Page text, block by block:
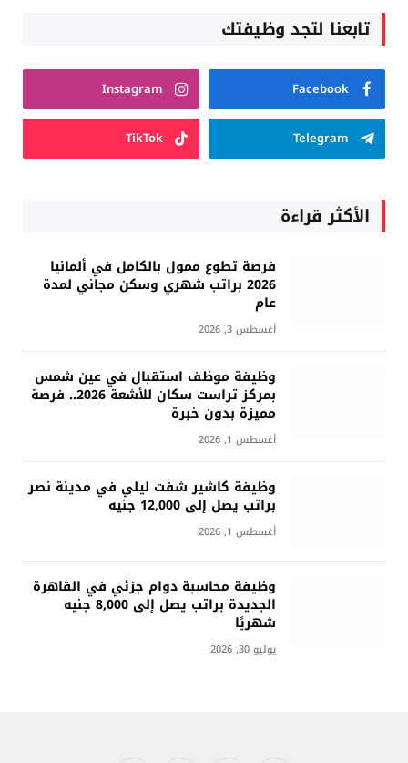
تابعنا لتجد وظيفتك
Facebook
Instagram
Telegram
TikTok
الأكثر قراءة
فرصة تطوع ممول بالكامل في ألمانيا
2026 براتب شهري وسكن مجاني لمدة
عام
أغسطس 3, 2026
وظيفة موظف استقبال في عين شمس
بمركز تراست سكان للأشعة 2026.. فرصة
مميزة بدون خبرة
أغسطس 1, 2026
وظيفة كاشير شفت ليلي في مدينة نصر
براتب يصل إلى 12,000 جنيه
أغسطس 1, 2026
وظيفة محاسبة دوام جزئي في القاهرة
الجديدة براتب يصل إلى 8,000 جنيه
شهريًا
يوليو 30, 2026